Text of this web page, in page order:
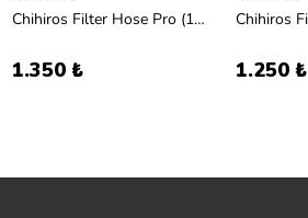
Chihiros Filter Hose Pro (12-16mm)
1.350 ₺ 1.250 ₺